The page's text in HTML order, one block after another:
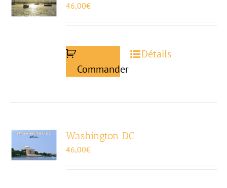
46,00€
Commander
Détails
Washington DC
46,00€